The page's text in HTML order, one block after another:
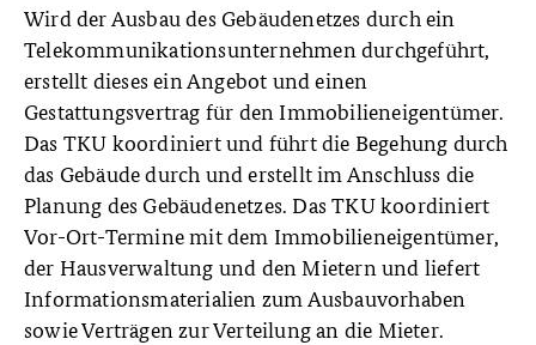
Wird der Ausbau des Gebäudenetzes durch ein
Telekommunikationsunternehmen durchgeführt,
erstellt dieses ein Angebot und einen
Gestattungsvertrag für den Immobilieneigentümer.
Das TKU koordiniert und führt die Begehung durch
das Gebäude durch und erstellt im Anschluss die
Planung des Gebäudenetzes. Das TKU koordiniert
Vor-Ort-Termine mit dem Immobilieneigentümer,
der Hausverwaltung und den Mietern und liefert
Informationsmaterialien zum Ausbauvorhaben
sowie Verträgen zur Verteilung an die Mieter.